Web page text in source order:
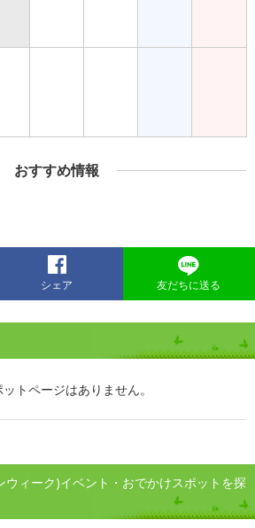
おすすめ情報
シェア 友だちに送る
トページはありません。
ウィーク)イベント・おでかけスポットを探